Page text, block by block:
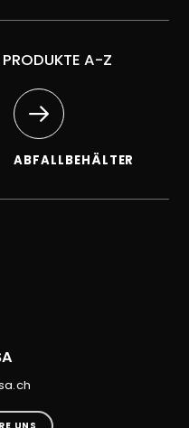
PRODUKTE A-Z
ABFALLBEHÄLTER